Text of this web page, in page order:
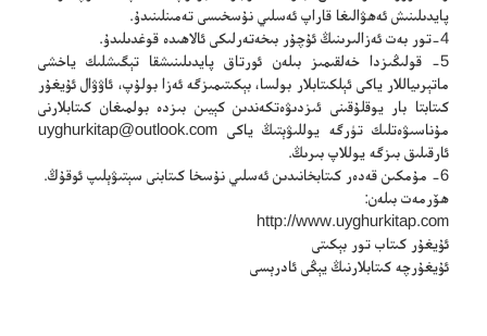
پايدىلىنىش ئەھۋالىغا قاراپ ئەسلىي نۇسخىسى تەمىنلىنىدۇ.
4-تور بەت ئەزالىرىنىڭ ئۇچۇر بىخەتەرلىكى ئالاھىدە قوغدىلىدۇ.
5- قولىڭىزدا خەلقىمىز بىلەن ئورتاق پايدىلىنىشقا تېگىشلىك ياخشى
ماتېرىياللار ياكى ئېلكىتابلار بولسا، بېكىتىمىزگە ئەزا بولۇپ، ئاۋۋال ئۇيغۇر
كىتابتا بار يوقلۇقىنى ئىزدىۋەتكەندىن كېيىن بىزدە بولمىغان كىتابلارنى
مۇناسىۋەتلىك تۈرگە يوللىۋېتىڭ ياكى uyghurkitap@outlook.com
ئارقىلىق بىزگە يوللاپ بىرىڭ.
6- مۇمكىن قەدەر كىتابخانىدىن ئەسلىي نۇسخا كىتابنى سېتىۋېلىپ ئوقۇڭ.
ھۆرمەت بىلەن:
http://www.uyghurkitap.com
ئۇيغۇر كىتاب تور بېكىتى
ئۇيغۇرچە كىتابلارنىڭ يېڭى ئادرېسى